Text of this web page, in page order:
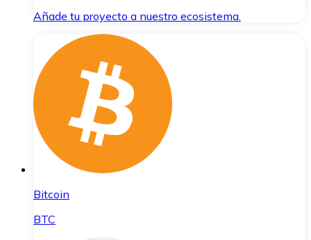
Añade tu proyecto a nuestro ecosistema.
Bitcoin
BTC